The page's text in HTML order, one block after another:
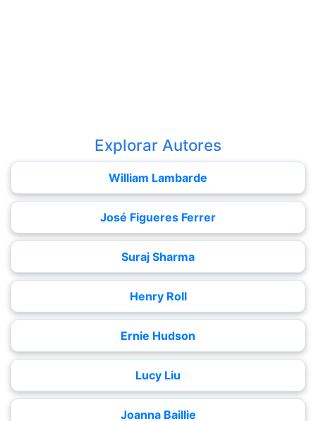
Explorar Autores
William Lambarde
José Figueres Ferrer
Suraj Sharma
Henry Roll
Ernie Hudson
Lucy Liu
Joanna Baillie